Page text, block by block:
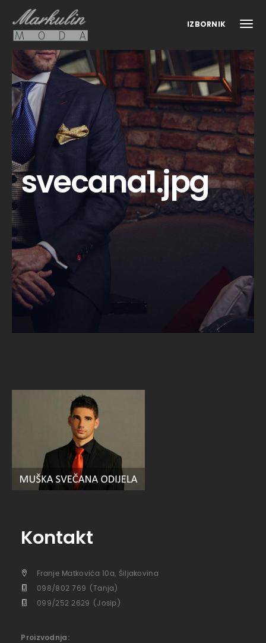
IZBORNIK
svecana1.jpg
Kontakt
Franje Matkovića 10a, Šiljakovina
098/802 769 (Tanja)
099/252 2629 (Josip)
Proizvodnja: